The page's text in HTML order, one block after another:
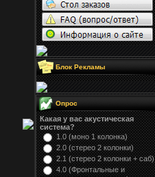
Блок Рекламы
Опрос
Какая у вас акустическая
система?
1.0 (моно 1 колонка)
2.0 (стерео 2 колонки)
2.1 (стерео 2 колонки + саб)
4.0 (Фронтальные и